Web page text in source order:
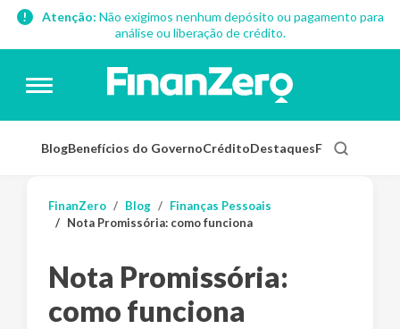
Atenção: Não exigimos nenhum depósito ou pagamento para
análise ou liberação de crédito.
BlogBenefícios do GovernoCréditoDestaquesFinanças
FinanZero Blog
Finanças Pessoais
Nota Promissória: como funciona
Nota Promissória:
como funciona